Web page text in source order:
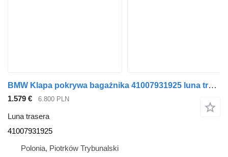
BMW Klapa pokrywa bagażnika 41007931925 luna trasera para BMW X5 G05 coche
1.579 € 6.800 PLN
Luna trasera
41007931925
Polonia, Piotrków Trybunalski